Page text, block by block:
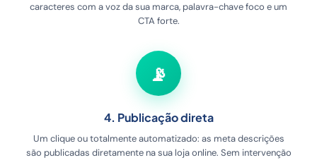
caracteres com a voz da sua marca, palavra-chave foco e um
CTA forte.
📡
4. Publicação direta
Um clique ou totalmente automatizado: as meta descrições
são publicadas diretamente na sua loja online. Sem intervenção